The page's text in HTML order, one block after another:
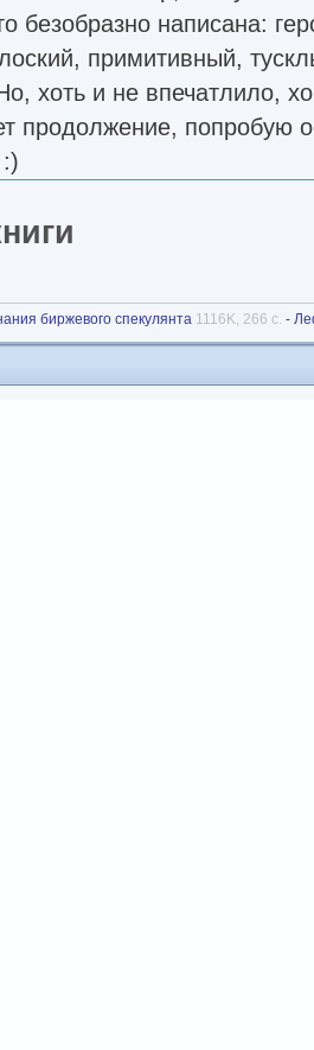
безобразно написана:
примитивный,
хоть и не впечатлило,
продолжение, попробую
биржевого спекулянта 1116K, 266 с. -